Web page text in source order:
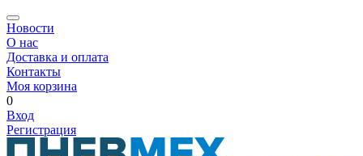
Новости
О нас
Доставка и оплата
Контакты
Моя корзина
0
Вход
Регистрация